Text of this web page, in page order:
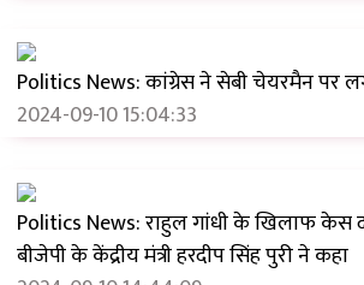
Politics News: कांग्रेस ने सेबी चेयरमैन पर
2024-09-10 15:04:33
Politics News: राहुल गांधी के खिलाफ केस
बीजेपी के केंद्रीय मंत्री हरदीप सिंह पुरी ने कहा